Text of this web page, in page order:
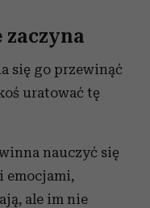
zaczyna
się go przewinąć
uratować tę
nauczyć się
emocjami,
ale im nie